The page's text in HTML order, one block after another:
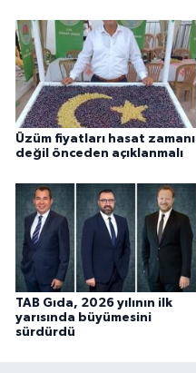
Üzüm fiyatları hasat zamanı
değil önceden açıklanmalı
TAB Gıda, 2026 yılının ilk
yarısında büyümesini
sürdürdü